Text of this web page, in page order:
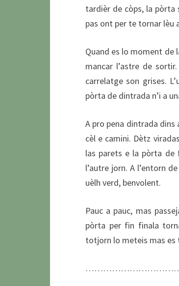
tardièr de còps, la pòrta
pas ont per te tornar lèu
Quand es lo moment de
mancar l’astre de
carrelatge son grises.
pòrta de dintrada n’i a
A pro pena dintrada
cèl e camini. Dètz
las parets e la pòrta de
l’autre jorn. A l’entorn
uèlh verd, benvolent.
Pauc a pauc, mas
pòrta per fin finala
totjorn lo meteis mas es